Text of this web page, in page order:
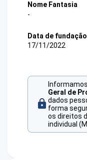
Nome Fantasia
-
Data de fundação
17/11/2022
Geral de
dados
forma
os direitos
individual